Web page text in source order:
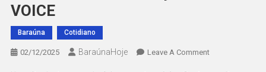
VOICE
Baraúna Cotidiano
02/12/2025 BaraúnaHoje Leave A CommentOn